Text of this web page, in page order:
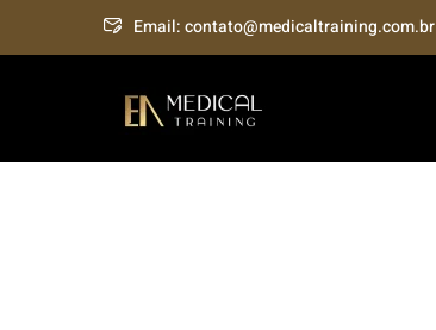
Email: contato@medicaltraining.com.br